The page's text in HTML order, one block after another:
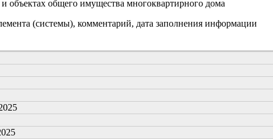
общего имущества многоквартирного дома
(системы), комментарий, дата заполнения информации